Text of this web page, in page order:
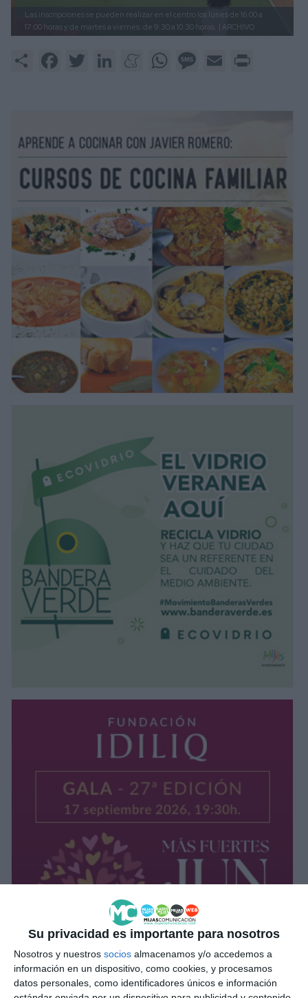
Su privacidad es importante para nosotros
Nosotros y nuestros socios almacenamos y/o accedemos a
información en un dispositivo, como cookies, y procesamos
datos personales, como identificadores únicos e información
Las inscripciones se pueden realizar en el centro los lunes de 16:00 a
17:00 horas y de martes a viernes: de 9:30 a 10:30 horas.
| ARCHIVO
Share FacebookTwitter LinkedInMeneameWhatsAppMessage
Email